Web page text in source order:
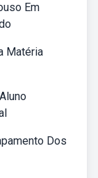
Em
Matéria
Dos